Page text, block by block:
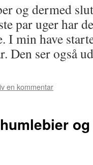
og dermed
par uger har
I min have
Den ser også
en kommentar